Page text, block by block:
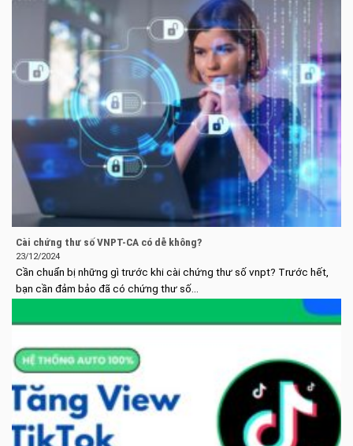
Cài chứng thư số VNPT-CA có dễ không?
23/12/2024
Cần chuẩn bị những gì trước khi cài chứng thư số vnpt? Trước hết,
bạn cần đảm bảo đã có chứng thư số...